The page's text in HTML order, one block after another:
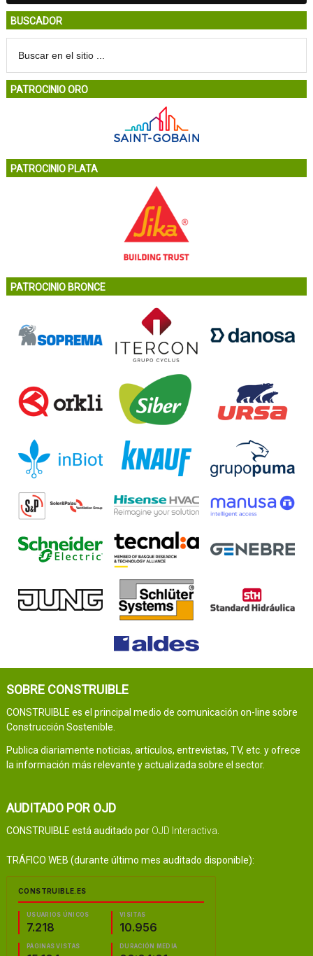
BUSCADOR
PATROCINIO ORO
PATROCINIO PLATA
PATROCINIO BRONCE
SOBRE CONSTRUIBLE
CONSTRUIBLE es el principal medio de comunicación on-line sobre
Construcción Sostenible.
Publica diariamente noticias, artículos, entrevistas, TV, etc. y ofrece
la información más relevante y actualizada sobre el sector.
AUDITADO POR OJD
CONSTRUIBLE está auditado por OJD Interactiva
TRÁFICO WEB (durante último mes auditado disponible):